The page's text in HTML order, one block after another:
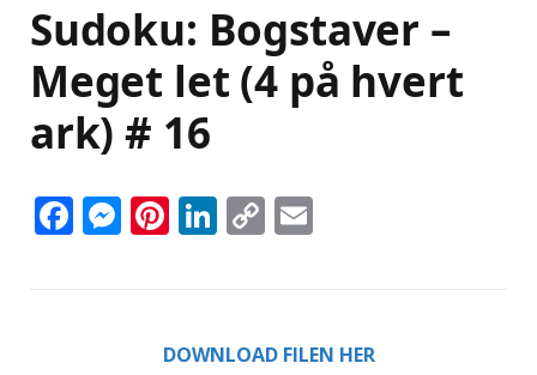
Sudoku: Bogstaver –
Meget let (4 på hvert
ark) # 16
Facebook
Messenger
Pinterest
LinkedIn
Copy
DOWNLOAD FILEN HER